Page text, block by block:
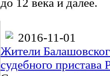
до 12 века и далее.
2016-11-01
Жители
судебного